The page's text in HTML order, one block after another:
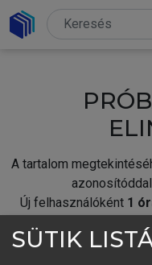
A tartalom
Új felhasználóként 1
SÜTIK